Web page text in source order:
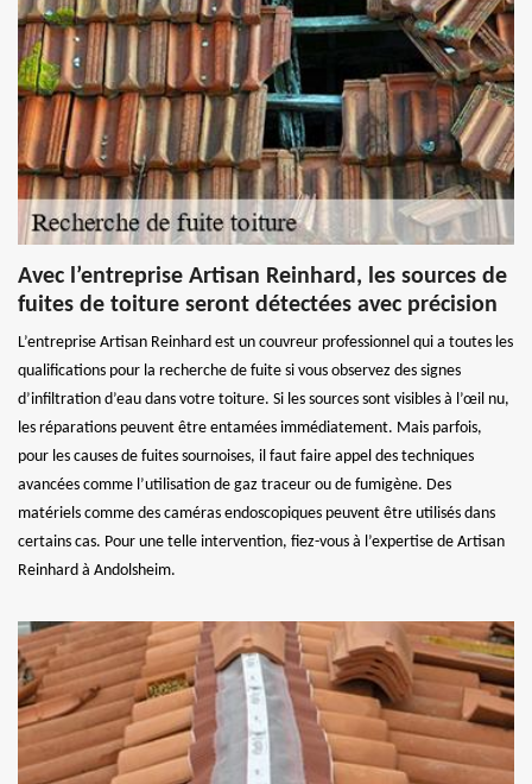
Avec l’entreprise Artisan Reinhard, les sources de
fuites de toiture seront détectées avec précision
L’entreprise Artisan Reinhard est un couvreur professionnel qui a toutes les
qualifications pour la recherche de fuite si vous observez des signes
d’infiltration d’eau dans votre toiture. Si les sources sont visibles à l’œil nu,
les réparations peuvent être entamées immédiatement. Mais parfois,
pour les causes de fuites sournoises, il faut faire appel des techniques
avancées comme l’utilisation de gaz traceur ou de fumigène. Des
matériels comme des caméras endoscopiques peuvent être utilisés dans
certains cas. Pour une telle intervention, fiez-vous à l’expertise de Artisan
Reinhard à Andolsheim.